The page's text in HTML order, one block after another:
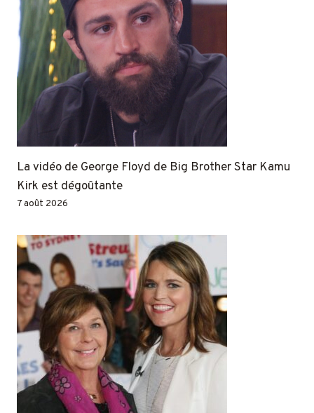
La vidéo de George Floyd de Big Brother Star Kamu
Kirk est dégoûtante
7 août 2026